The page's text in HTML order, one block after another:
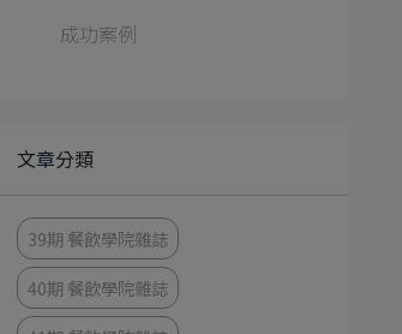
成功案例
文章分類
39期 餐飲學院雜誌
40期 餐飲學院雜誌